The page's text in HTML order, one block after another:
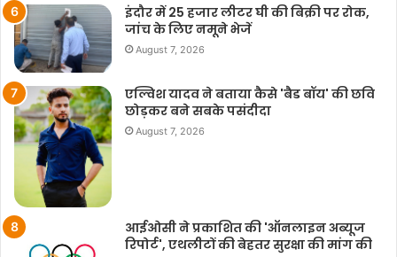
इंदौर में 25 हजार लीटर घी की बिक्री पर रोक,
जांच के लिए नमूने भेजें
August 7, 2026
एल्विश यादव ने बताया कैसे 'बैड बॉय' की छवि
छोड़कर बने सबके पसंदीदा
August 7, 2026
आईओसी ने प्रकाशित की 'ऑनलाइन अब्यूज
रिपोर्ट', एथलीटों की बेहतर सुरक्षा की मांग की